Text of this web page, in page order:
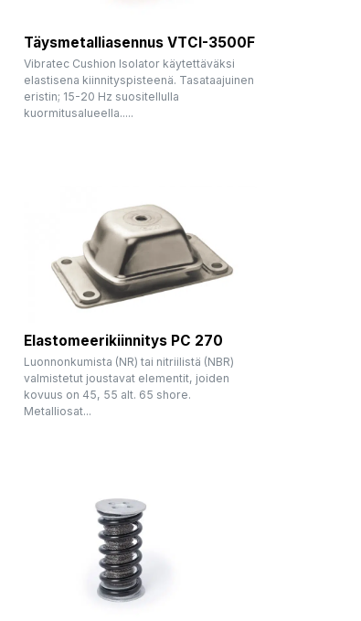
Täysmetalliasennus VTCI-3500F
Vibratec Cushion Isolator käytettäväksi
elastisena kiinnityspisteenä. Tasataajuinen
eristin; 15-20 Hz suositellulla
kuormitusalueella.....
Elastomeerikiinnitys PC 270
Luonnonkumista (NR) tai nitriilistä (NBR)
valmistetut joustavat elementit, joiden
kovuus on 45, 55 alt. 65 shore.
Metalliosat...